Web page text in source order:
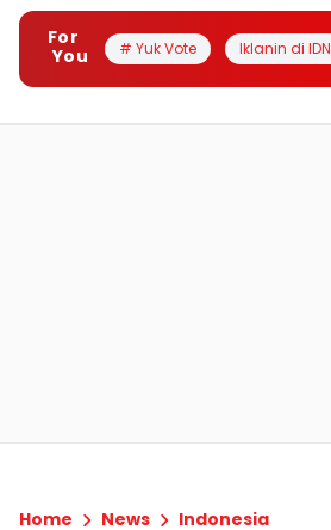
For
You
# Yuk Vote Iklanin di IDN
Home News Indonesia